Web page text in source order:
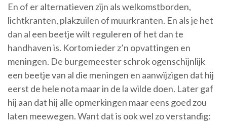
En of er alternatieven zijn als welkomstborden,
lichtkranten, plakzuilen of muurkranten. En als je het
dan al een beetje wilt reguleren of het dan te
handhaven is. Kortom ieder z’n opvattingen en
meningen. De burgemeester schrok ogenschijnlijk
een beetje van al die meningen en aanwijzigen dat hij
eerst de hele nota maar in de la wilde doen. Later gaf
hij aan dat hij alle opmerkingen maar eens goed zou
laten meewegen. Want dat is ook wel zo verstandig: